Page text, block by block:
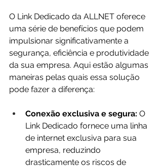
O Link Dedicado da ALLNET oferece
uma série de benefícios que podem
impulsionar significativamente a
segurança, eficiência e produtividade
da sua empresa. Aqui estão algumas
maneiras pelas quais essa solução
pode fazer a diferença:
Conexão exclusiva e segura: O
Link Dedicado fornece uma linha
de internet exclusiva para sua
empresa, reduzindo
drasticamente os riscos de